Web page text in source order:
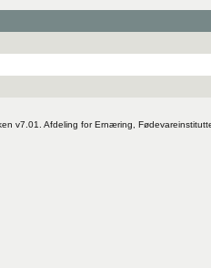
v7.01. Afdeling for Ernæring,